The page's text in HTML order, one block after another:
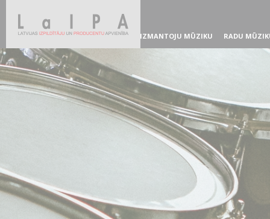
IZMANTOJU MŪZIKU RADU